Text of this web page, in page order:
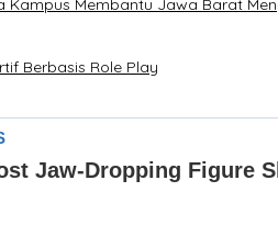
Kampus Membantu Jawa Barat
Berbasis Role Play